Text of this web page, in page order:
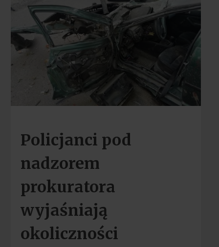
Policjanci pod
nadzorem
prokuratora
wyjaśniają
okoliczności